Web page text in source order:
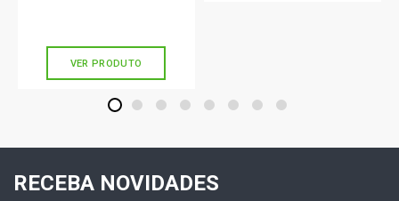
VER PRODUTO
1 2 3 4 5 6 7 8
RECEBA NOVIDADES